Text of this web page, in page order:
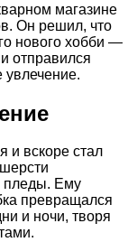
магазине
Он решил, что
нового хобби —
отправился
и вскоре стал
Ему
превращался
и ночи, творя